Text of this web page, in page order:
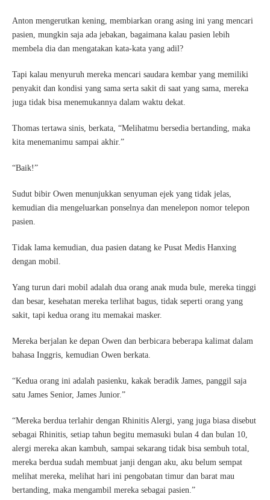
Anton mengerutkan kening, membiarkan orang asing ini yang mencari
pasien, mungkin saja ada jebakan, bagaimana kalau pasien lebih
membela dia dan mengatakan kata-kata yang adil?
Tapi kalau menyuruh mereka mencari saudara kembar yang memiliki
penyakit dan kondisi yang sama serta sakit di saat yang sama, mereka
juga tidak bisa menemukannya dalam waktu dekat.
Thomas tertawa sinis, berkata, “Melihatmu bersedia bertanding, maka
kita menemanimu sampai akhir.”
“Baik!”
Sudut bibir Owen menunjukkan senyuman ejek yang tidak jelas,
kemudian dia mengeluarkan ponselnya dan menelepon nomor telepon
pasien.
Tidak lama kemudian, dua pasien datang ke Pusat Medis Hanxing
dengan mobil.
Yang turun dari mobil adalah dua orang anak muda bule, mereka tinggi
dan besar, kesehatan mereka terlihat bagus, tidak seperti orang yang
sakit, tapi kedua orang itu memakai masker.
Mereka berjalan ke depan Owen dan berbicara beberapa kalimat dalam
bahasa Inggris, kemudian Owen berkata.
“Kedua orang ini adalah pasienku, kakak beradik James, panggil saja
satu James Senior, James Junior.”
“Mereka berdua terlahir dengan Rhinitis Alergi, yang juga biasa disebut
sebagai Rhinitis, setiap tahun begitu memasuki bulan 4 dan bulan 10,
alergi mereka akan kambuh, sampai sekarang tidak bisa sembuh total,
mereka berdua sudah membuat janji dengan aku, aku belum sempat
melihat mereka, melihat hari ini pengobatan timur dan barat mau
bertanding, maka mengambil mereka sebagai pasien.”